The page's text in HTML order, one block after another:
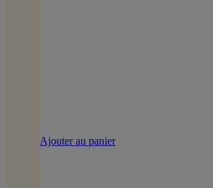
Ajouter au panier